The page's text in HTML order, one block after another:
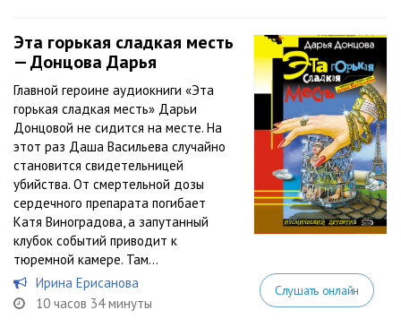
Эта горькая сладкая месть
— Донцова Дарья
Главной героине аудиокниги «Эта
горькая сладкая месть» Дарьи
Донцовой не сидится на месте. На
этот раз Даша Васильева случайно
становится свидетельницей
убийства. От смертельной дозы
сердечного препарата погибает
Катя Виноградова, а запутанный
клубок событий приводит к
тюремной камере. Там...
Ирина Ерисанова
10 часов 34 минуты
Слушать онлайн